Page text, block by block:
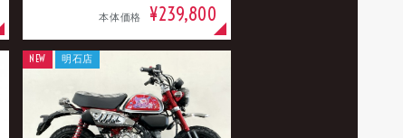
本体価格 ¥239,800
NEW 明石店